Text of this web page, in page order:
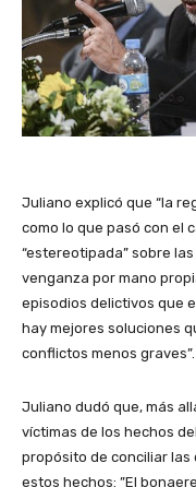
Juliano explicó que “la
como lo que pasó con el
“estereotipada” sobre
venganza por mano
episodios delictivos que
hay mejores soluciones
conflictos menos graves”.
Juliano dudó que, más
víctimas de los hechos
propósito de conciliar las
estos hechos: ”El